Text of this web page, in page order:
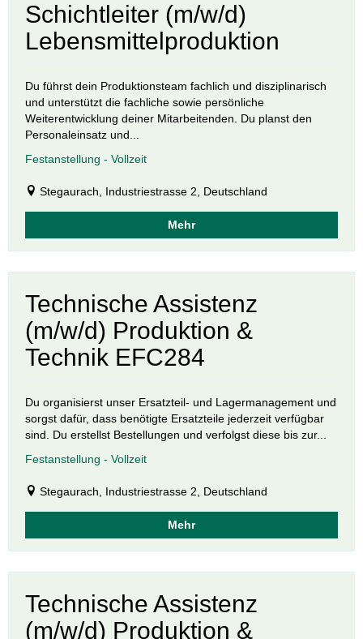
Schichtleiter (m/w/d)
Lebensmittelproduktion
Du führst dein Produktionsteam fachlich und disziplinarisch
und unterstützt die fachliche sowie persönliche
Weiterentwicklung deiner Mitarbeitenden. Du planst den
Personaleinsatz und...
Festanstellung - Vollzeit
Stegaurach, Industriestrasse 2, Deutschland
Mehr
Technische Assistenz
(m/w/d) Produktion &
Technik EFC284
Du organisierst unser Ersatzteil- und Lagermanagement und
sorgst dafür, dass benötigte Ersatzteile jederzeit verfügbar
sind. Du erstellst Bestellungen und verfolgst diese bis zur...
Festanstellung - Vollzeit
Stegaurach, Industriestrasse 2, Deutschland
Mehr
Technische Assistenz
(m/w/d) Produktion &